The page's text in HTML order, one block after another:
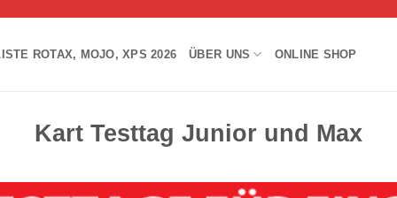
ROTAX, MOJO, XPS 2026 ÜBER UNS ONLINE SHOP
Kart Testtag Junior und Max